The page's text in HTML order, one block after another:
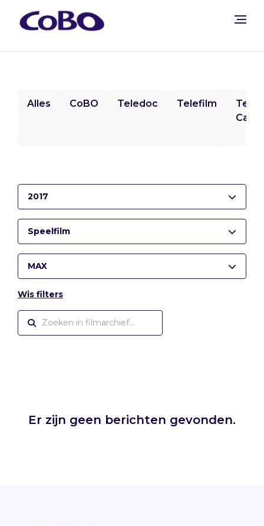
Alles CoBO Teledoc Telefilm
2017
Speelfilm
MAX
Wis filters
Er zijn geen berichten gevonden.